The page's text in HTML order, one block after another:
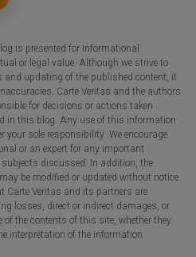
is presented for informational
or legal value. Although we strive to
and updating of the published content, it
Carte Veritas and the authors
for decisions or actions taken
in this blog. Any use of this information
sole responsibility. We encourage
or an expert for any important
discussed. In addition, the
be modified or updated without notice.
Carte Veritas and its partners are
losses, direct or indirect damages, or
the contents of this site, whether they
interpretation of the information